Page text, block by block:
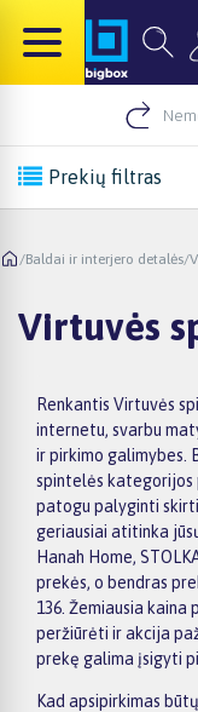
Prekių filtras
/Baldai ir interjero detalės/
Virtuvės
Renkantis Virtuvės
internetu, svarbu
ir pirkimo galimybes.
spintelės
patogu palyginti
geriausiai atitinka
Hanah Home,
prekės, o bendras
136. Žemiausia
peržiūrėti ir akcija
prekę galima įsigyti
Kad apsipirkimas